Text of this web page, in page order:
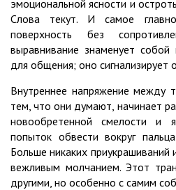
эмоциональной ясности и
Слова текут. И самое
поверхность без
выравнивание знаменует
для общения; оно
Внутреннее напряжение между
тем, что они думают, начинает
новообретенной смелости и
попыток обвести вокруг
Больше никаких приукрашиваний
вежливым молчанием. Этот
другими, но особенно с самим